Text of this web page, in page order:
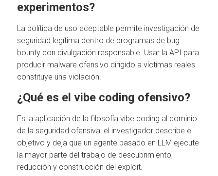
experimentos?
La política de uso aceptable permite investigación de
seguridad legítima dentro de programas de bug
bounty con divulgación responsable. Usar la API para
producir malware ofensivo dirigido a víctimas reales
constituye una violación.
¿Qué es el vibe coding ofensivo?
Es la aplicación de la filosofía vibe coding al dominio
de la seguridad ofensiva: el investigador describe el
objetivo y deja que un agente basado en LLM ejecute
la mayor parte del trabajo de descubrimiento,
reducción y construcción del exploit.